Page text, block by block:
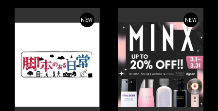
NEW NEW